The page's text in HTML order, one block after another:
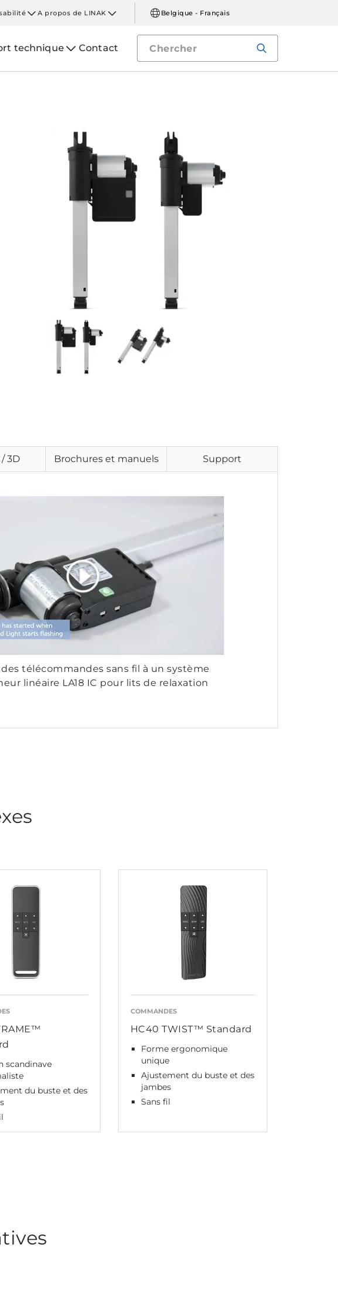
A propos de LINAK Belgique - Français
technique Contact
3D Brochures et manuels Support
télécommandes sans fil à un système
linéaire LA18 IC pour lits de relaxation
scandinave
du buste et des
COMMANDES
HC40 TWIST™ Standard
Forme ergonomique
unique
Ajustement du buste et des
jambes
Sans fil